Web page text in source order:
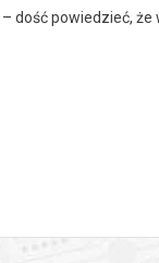
– dość powiedzieć,
zwrot środków